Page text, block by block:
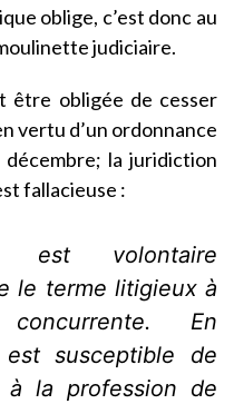
oblige, c’est donc au
judiciaire.
être obligée de cesser
vertu d’un ordonnance
la juridiction
fallacieuse :
est volontaire
le terme litigieux à
En
susceptible de
la profession de